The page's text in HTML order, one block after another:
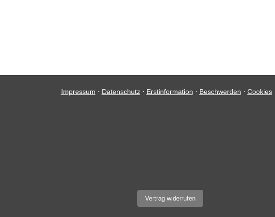
Impressum · Datenschutz· Erstinformation · Beschwerden · Cookies
Vertrag widerrufen